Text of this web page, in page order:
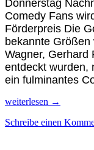
Donnerstag
Comedy Fans
Förderpreis Die
bekannte Größen
Wagner, Gerhard
entdeckt wurden,
ein fulminantes
Das
Studentische
weiterlesen →
Schreibe einen